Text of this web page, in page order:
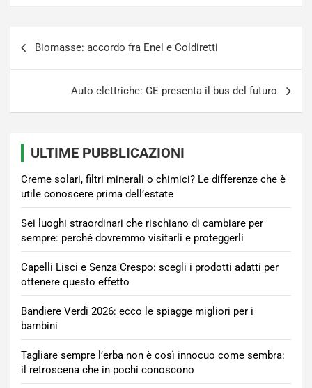
Biomasse: accordo fra Enel e Coldiretti
Auto elettriche: GE presenta il bus del futuro
ULTIME PUBBLICAZIONI
Creme solari, filtri minerali o chimici? Le differenze che è
utile conoscere prima dell’estate
Sei luoghi straordinari che rischiano di cambiare per
sempre: perché dovremmo visitarli e proteggerli
Capelli Lisci e Senza Crespo: scegli i prodotti adatti per
ottenere questo effetto
Bandiere Verdi 2026: ecco le spiagge migliori per i
bambini
Tagliare sempre l’erba non è così innocuo come sembra:
il retroscena che in pochi conoscono